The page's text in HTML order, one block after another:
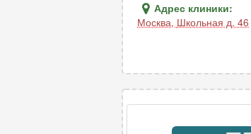
Адрес клиники:
Москва, Школьная д. 46